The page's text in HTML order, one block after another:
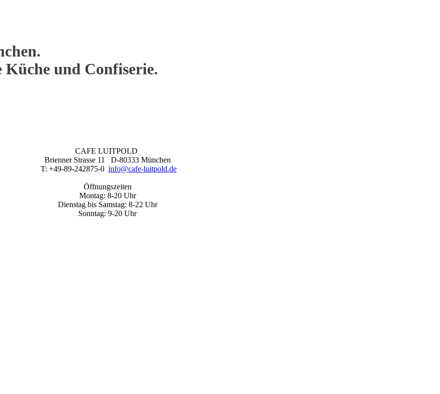
und Confiserie.
CAFE LUITPOLD
Brienner Strasse 11 D-80333 München
T: +49-89-242875-0 info@cafe-luitpold.de
Öffnungszeiten
Montag: 8-20 Uhr
Dienstag bis Samstag: 8-22 Uhr
Sonntag: 9-20 Uhr